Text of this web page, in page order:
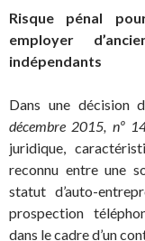
Risque pénal
employer
indépendants
Dans une décision
décembre 2015, nº
juridique,
reconnu entre une
statut d’auto-
prospection
dans le cadre d’un